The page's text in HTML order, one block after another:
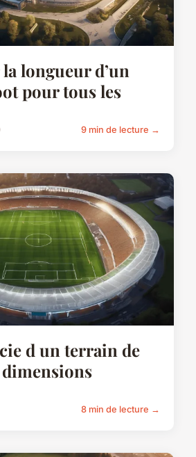
longueur d’un
pour tous les
9 min de lecture →
d un terrain de
8 min de lecture →